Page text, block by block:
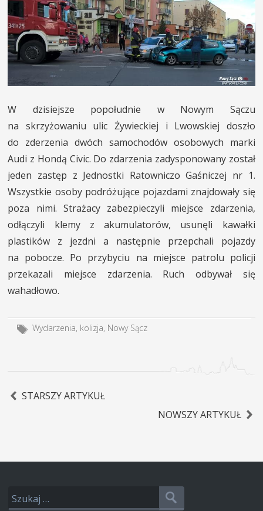
INNE SŁUŻBY
MIASTO I POWIAT
KONTAKT
W dzisiejsze popołudnie w Nowym Sączu
na skrzyżowaniu ulic Żywieckiej i Lwowskiej doszło
do zderzenia dwóch samochodów osobowych marki
Audi z Hondą Civic. Do zdarzenia zadysponowany został
jeden zastęp z Jednostki Ratowniczo Gaśniczej nr 1.
Wszystkie osoby podróżujące pojazdami znajdowały się
poza nimi. Strażacy zabezpieczyli miejsce zdarzenia,
odłączyli klemy z akumulatorów, usunęli kawałki
plastików z jezdni a następnie przepchali pojazdy
na pobocze. Po przybyciu na miejsce patrolu policji
przekazali miejsce zdarzenia. Ruch odbywał się
wahadłowo.
Wydarzenia, kolizja, Nowy Sącz
STARSZY ARTYKUŁ
NOWSZY ARTYKUŁ